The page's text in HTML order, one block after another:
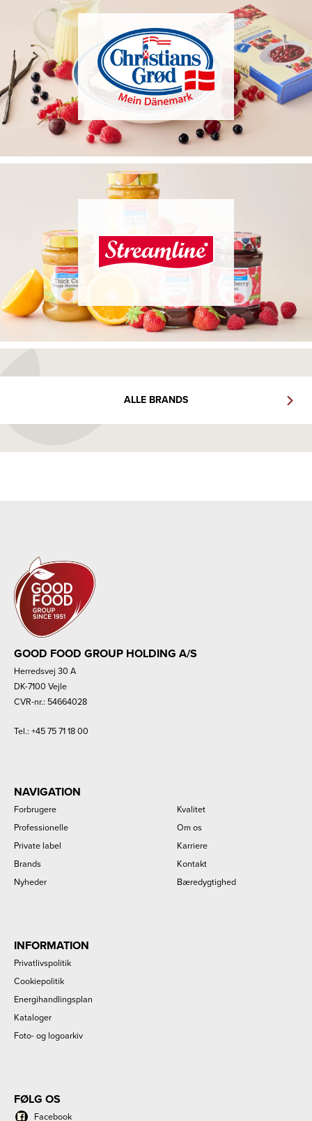
ALLE BRANDS
GOOD FOOD GROUP HOLDING A/S
Herredsvej 30 A
DK-7100 Vejle
CVR-nr.: 54664028
Tel.: +45 75 71 18 00
NAVIGATION
Forbrugere
Professionelle
Private label
Brands
Nyheder
Kvalitet
Om os
Karriere
Kontakt
Bæredygtighed
INFORMATION
Privatlivspolitik
Cookiepolitik
Energihandlingsplan
Kataloger
Foto- og logoarkiv
FØLG OS
Facebook